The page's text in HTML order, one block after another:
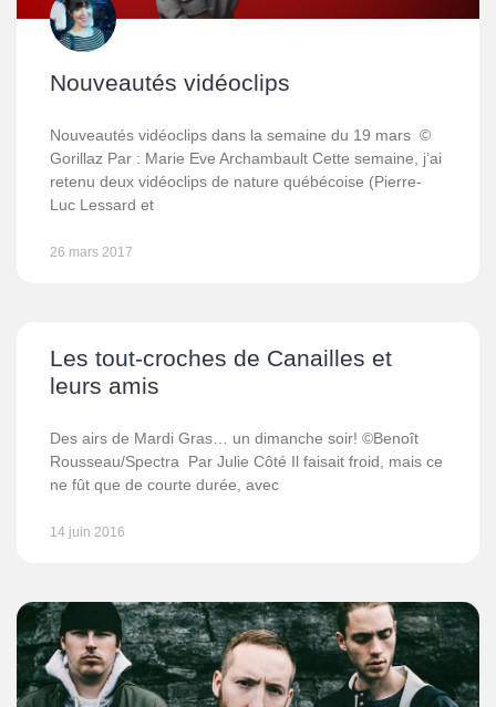
Nouveautés vidéoclips
Nouveautés vidéoclips dans la semaine du 19 mars ©
Gorillaz Par : Marie Eve Archambault Cette semaine, j’ai
retenu deux vidéoclips de nature québécoise (Pierre-
Luc Lessard et
26 mars 2017
Les tout-croches de Canailles et
leurs amis
Des airs de Mardi Gras… un dimanche soir! ©Benoît
Rousseau/Spectra Par Julie Côté Il faisait froid, mais ce
ne fût que de courte durée, avec
14 juin 2016